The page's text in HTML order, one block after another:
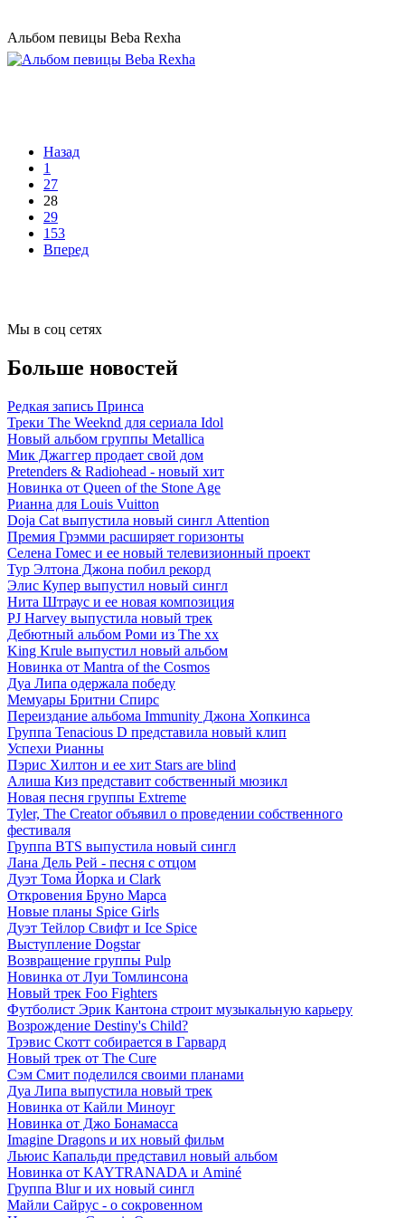
Альбом певицы Beba Rexha
Назад
1
27
28
29
153
Вперед
Мы в соц сетях
Больше новостей
Редкая запись Принса
Треки The Weeknd для сериала Idol
Новый альбом группы Metallica
Мик Джаггер продает свой дом
Pretenders & Radiohead - новый хит
Новинка от Queen of the Stone Age
Рианна для Louis Vuitton
Doja Cat выпустила новый сингл Attention
Премия Грэмми расширяет горизонты
Селена Гомес и ее новый телевизионный проект
Тур Элтона Джона побил рекорд
Элис Купер выпустил новый сингл
Нита Штраус и ее новая композиция
PJ Harvey выпустила новый трек
Дебютный альбом Роми из The xx
King Krule выпустил новый альбом
Новинка от Mantra of the Cosmos
Дуа Липа одержала победу
Мемуары Бритни Спирс
Переиздание альбома Immunity Джона Хопкинса
Группа Tenacious D представила новый клип
Успехи Рианны
Пэрис Хилтон и ее хит Stars are blind
Алиша Киз представит собственный мюзикл
Новая песня группы Extreme
Tyler, The Creator объявил о проведении собственного
фестиваля
Группа BTS выпустила новый сингл
Лана Дель Рей - песня с отцом
Дуэт Тома Йорка и Clark
Откровения Бруно Марса
Новые планы Spice Girls
Дуэт Тейлор Свифт и Ice Spice
Выступление Dogstar
Возвращение группы Pulp
Новинка от Луи Томлинсона
Новый трек Foo Fighters
Футболист Эрик Кантона строит музыкальную карьеру
Возрождение Destiny's Child?
Трэвис Скотт собирается в Гарвард
Новый трек от The Cure
Сэм Смит поделился своими планами
Дуа Липа выпустила новый трек
Новинка от Кайли Миноуг
Новинка от Джо Бонамасса
Imagine Dragons и их новый фильм
Льюис Капальди представил новый альбом
Новинка от KAYTRANADA и Aminé
Группа Blur и их новый сингл
Майли Сайрус - о сокровенном